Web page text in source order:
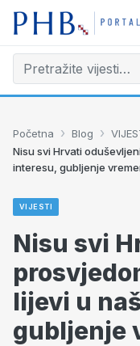
Početna › Blog ›
Nisu svi Hrvati
interesu, gubljenje
VIJESTI
Nisu svi
lijevi u
gubljenje